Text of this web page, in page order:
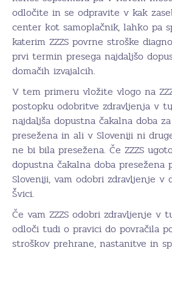
odločite in se odpravite v kak
center kot samoplačnik, lahko pa
katerim ZZZS povrne stroške
prvi termin presega najdaljšo
domačih izvajalcih.
V tem primeru vložite vlogo na
postopku odobritve zdravljenja v
najdaljša dopustna čakalna doba
presežena in ali v Sloveniji ni
ne bi bila presežena. Če ZZZS
dopustna čakalna doba presežena
Sloveniji, vam odobri zdravljenje v
Švici.
Če vam ZZZS odobri zdravljenje v
odloči tudi o pravici do povračila
stroškov prehrane, nastanitve in